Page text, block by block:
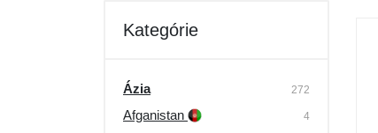
Ázia
Iné vlajky
Darčekové poukazy
Kategórie
Ázia 272
Afganistan 4